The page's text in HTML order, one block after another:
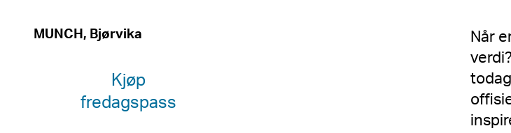
MUNCH, Bjørvika
Kjøp
fredagspass
Når